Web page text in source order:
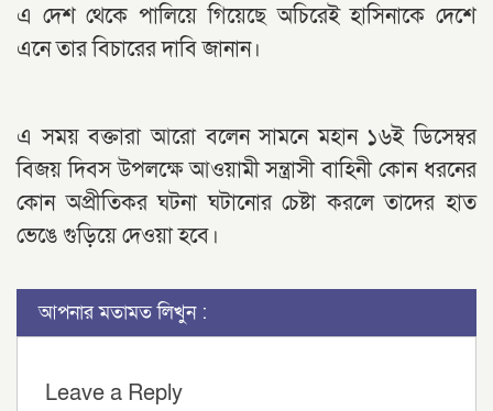
এ দেশ থেকে পালিয়ে গিয়েছে অচিরেই হাসিনাকে দেশে
এনে তার বিচারের দাবি জানান।
এ সময় বক্তারা আরো বলেন সামনে মহান ১৬ই ডিসেম্বর
বিজয় দিবস উপলক্ষে আওয়ামী সন্ত্রাসী বাহিনী কোন ধরনের
কোন অপ্রীতিকর ঘটনা ঘটানোর চেষ্টা করলে তাদের হাত
ভেঙে গুড়িয়ে দেওয়া হবে।
আপনার মতামত লিখুন :
Leave a Reply